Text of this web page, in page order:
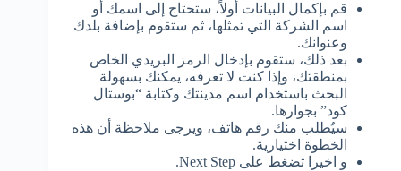
قم بإكمال البيانات أولاً، ستحتاج إلى اسمك أو
اسم الشركة التي تمثلها، ثم ستقوم بإضافة بلدك
وعنوانك.
بعد ذلك، ستقوم بإدخال الرمز البريدي الخاص
بمنطقتك، وإذا كنت لا تعرفه، يمكنك بسهولة
البحث باستخدام اسم مدينتك وكتابة “بوستال
كود” بجوارها.
سيُطلب منك رقم هاتف، ويرجى ملاحظة أن هذه
الخطوة اختيارية.
و اخيرا تضغط على Next Step.